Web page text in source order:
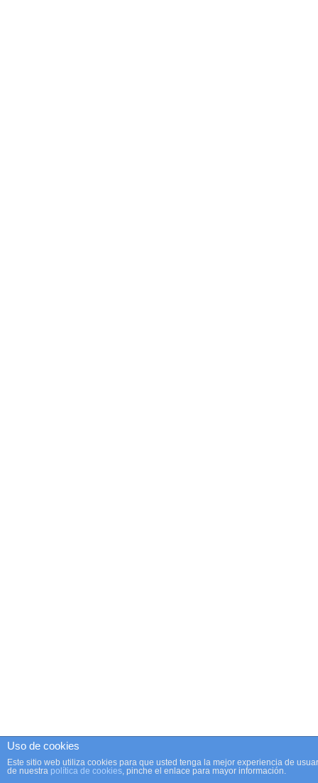
Uso de cookies
Este sitio web utiliza cookies para que usted tenga la mejor experiencia de
de nuestra política de cookies, pinche el enlace para mayor información.